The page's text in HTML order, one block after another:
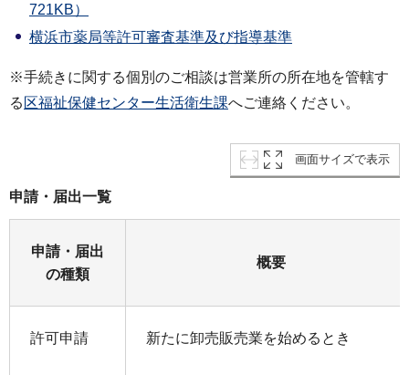
721KB）
横浜市薬局等許可審査基準及び指導基準
※手続きに関する個別のご相談は営業所の所在地を管轄す
る 区福祉保健センター生活衛生課へご連絡ください。
画面サイズで表示
申請・届出一覧
申請・届出
の種類
概要
許可申請 新たに卸売販売業を始めるとき